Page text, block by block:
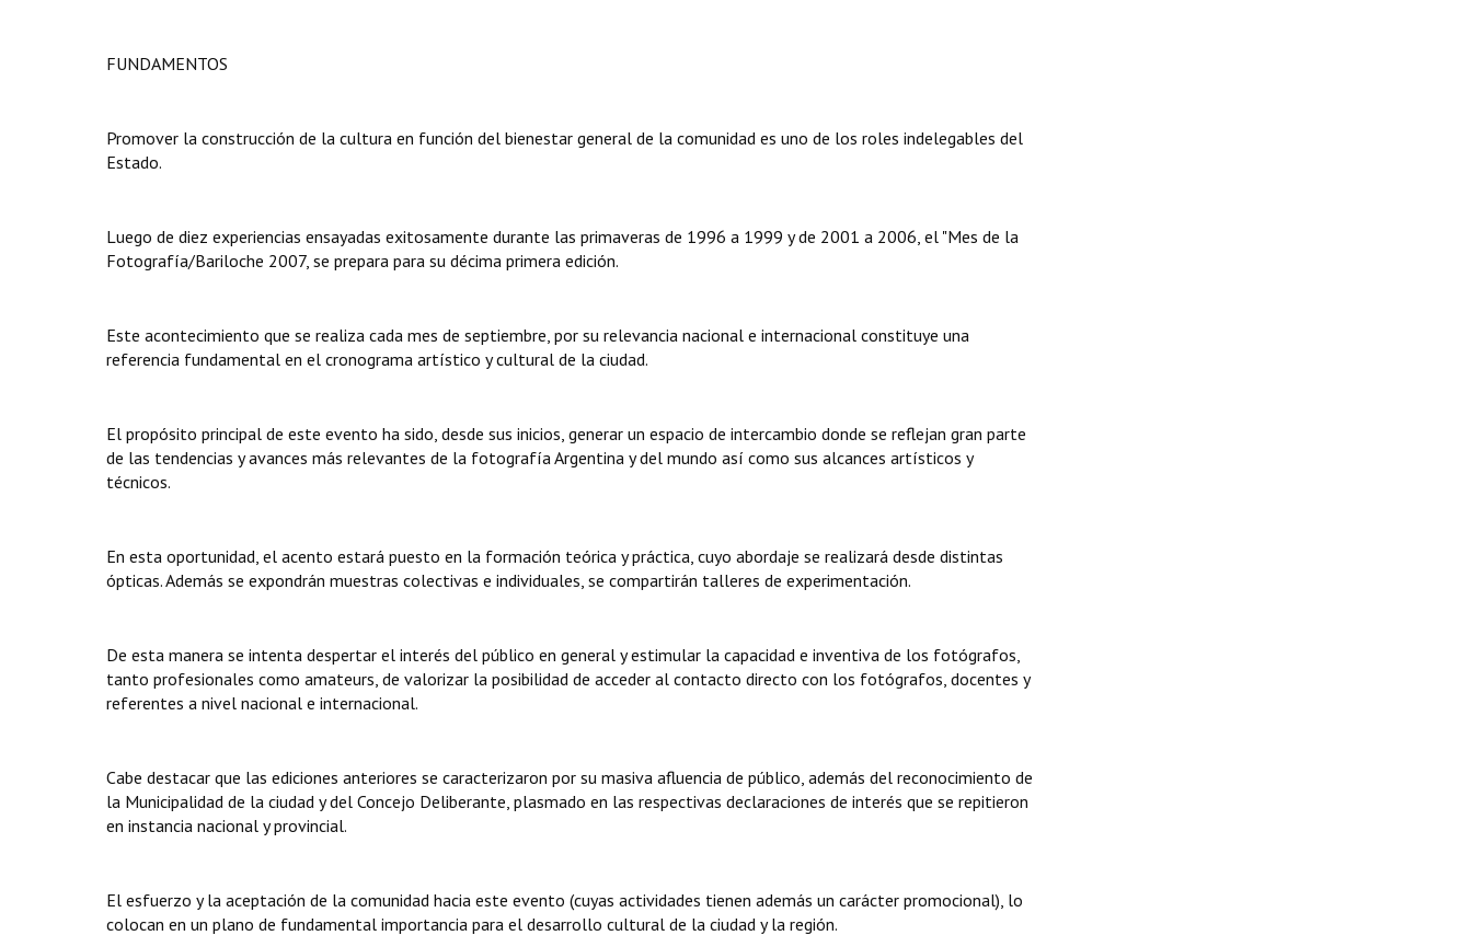
FUNDAMENTOS
Promover la construcción de la cultura en función del bienestar general de la comunidad es uno de los roles indelegables del
Estado.
Luego de diez experiencias ensayadas exitosamente durante las primaveras de 1996 a 1999 y de 2001 a 2006, el "Mes de la
Fotografía/Bariloche 2007, se prepara para su décima primera edición.
Este acontecimiento que se realiza cada mes de septiembre, por su relevancia nacional e internacional constituye una
referencia fundamental en el cronograma artístico y cultural de la ciudad.
El propósito principal de este evento ha sido, desde sus inicios, generar un espacio de intercambio donde se reflejan gran parte
de las tendencias y avances más relevantes de la fotografía Argentina y del mundo así como sus alcances artísticos y
técnicos.
En esta oportunidad, el acento estará puesto en la formación teórica y práctica, cuyo abordaje se realizará desde distintas
ópticas. Además se expondrán muestras colectivas e individuales, se compartirán talleres de experimentación.
De esta manera se intenta despertar el interés del público en general y estimular la capacidad e inventiva de los fotógrafos,
tanto profesionales como amateurs, de valorizar la posibilidad de acceder al contacto directo con los fotógrafos, docentes y
referentes a nivel nacional e internacional.
Cabe destacar que las ediciones anteriores se caracterizaron por su masiva afluencia de público, además del reconocimiento de
la Municipalidad de la ciudad y del Concejo Deliberante, plasmado en las respectivas declaraciones de interés que se repitieron
en instancia nacional y provincial.
El esfuerzo y la aceptación de la comunidad hacia este evento (cuyas actividades tienen además un carácter promocional), lo
colocan en un plano de fundamental importancia para el desarrollo cultural de la ciudad y la región.